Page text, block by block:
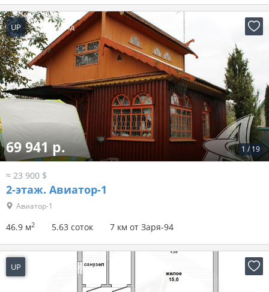
UP -1 час назад
1 / 19
69 941 р.
≈ 23 900 $
2-этаж. Авиатор-1
Авиатор-1
46.9 м2 5.63 соток 7 км от Заря-94
UP -55 минут назад